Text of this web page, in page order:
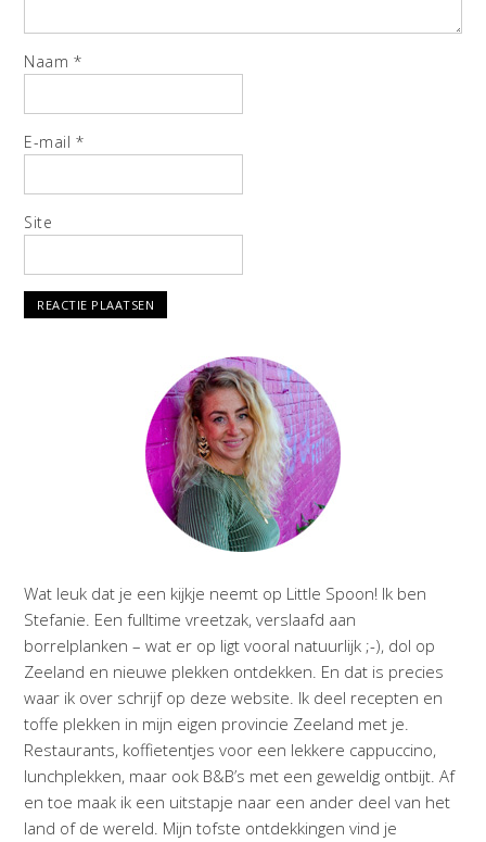
Naam *
E-mail *
Site
Wat leuk dat je een kijkje neemt op Little Spoon! Ik ben
Stefanie. Een fulltime vreetzak, verslaafd aan
borrelplanken – wat er op ligt vooral natuurlijk ;-), dol op
Zeeland en nieuwe plekken ontdekken. En dat is precies
waar ik over schrijf op deze website. Ik deel recepten en
toffe plekken in mijn eigen provincie Zeeland met je.
Restaurants, koffietentjes voor een lekkere cappuccino,
lunchplekken, maar ook B&B’s met een geweldig ontbijt. Af
en toe maak ik een uitstapje naar een ander deel van het
land of de wereld. Mijn tofste ontdekkingen vind je